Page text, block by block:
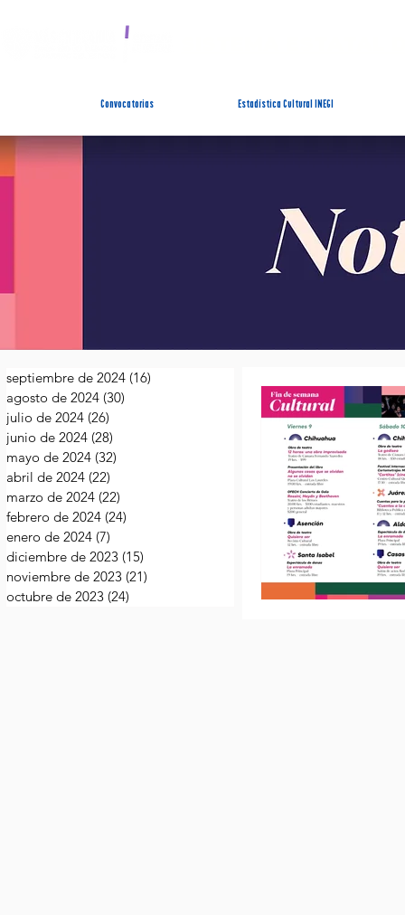
Convocatorias Estadística Cultural INEGI
septiembre de 2024 (16)
agosto de 2024 (30)
julio de 2024 (26)
junio de 2024 (28)
mayo de 2024 (32)
abril de 2024 (22)
marzo de 2024 (22)
febrero de 2024 (24)
enero de 2024 (7)
diciembre de 2023 (15)
noviembre de 2023 (21)
octubre de 2023 (24)